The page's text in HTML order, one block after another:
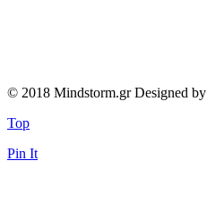
© 2018 Mindstorm.gr Designed by
Top
Pin It